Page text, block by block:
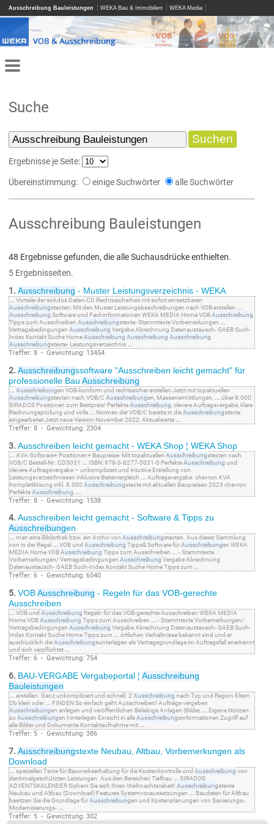
Ausschreibung Bauleistungen WEKA Bau & Immobilien WEKA Media
Suche
Ergebnisse je Seite:
Übereinstimmung: einige Suchwörter alle Suchwörter
Ausschreibung Bauleistungen
48 Ergebnisse gefunden, die alle Suchausdrücke enthielten.
5 Ergebnisseiten.
1. Ausschreibung - Muster Leistungsverzeichnis - WEKA
... Vorteile der sirAdos Daten-CD Rechtssicherheit mit sofort einsetzbaren
Ausschreibungstexten: Mit den Muster Leistungsbeschreibungen nach VOB erstellen ...
Ausschreibung Software und Fachinformationen WEKA MEDIA Home VOBAusschreibung
Tipps zum Ausschreiben Ausschreibungstexte- Stammtexte Vorbemerkungen ...
Vertragsbedingungen Ausschreibung Vergabe Abrechnung Datenaustausch- GAEB Such-
Index Kontakt Suche HomeAusschreibung Ausschreibung Ausschreibung
Ausschreibungstexte- Leistungsverzeichnis ...
Treffer: 8 - Gewichtung: 13454
2. Ausschreibungssoftware "Ausschreiben leicht gemacht" für
professionelle Bau Ausschreibung
... Ausschreibungen VOB-konform und rechtssicher erstellen Jetzt mit topaktuellen
Ausschreibungstexten nach VOB/C Ausschreibungen, Massenermittlungen, ... über 8.000
SIRADOS Positionen zum Bestpreis! PerfekteAusschreibung, clevere Auftragsvergabe, klare
Rechnungsprüfung und volle ... Normen der VOB/C bereits in dieAusschreibungstexte
eingearbeitet Jetzt neue Version November 2022: Aktualisierte ...
Treffer: 8 - Gewichtung: 2304
3. Ausschreiben leicht gemacht - WEKA Shop ¦ WEKA Shop
... AVA-Software+ Positionen+ Baupreise- Mit topaktuellen Ausschreibungstexten nach
VOB/C Bestell-Nr.: CD5031 ... ISBN: 978-3-8277-5031-0 PerfekteAusschreibung und
clevere Auftragsvergabe – unkompliziert und intuitive Erstellung von
Leistungsverzeichnissen inklusive Bietervergleich ... Auftragsvergabe. chevron AVA
Komplettlösung inkl. 8.000 Ausschreibungstexte mit aktuellen Baupreisen 2023 chevron
PerfekteAusschreibung ...
Treffer: 8 - Gewichtung: 1538
4. Ausschreiben leicht gemacht - Software & Tipps zu
Ausschreibungen
... man eine Bibliothek bzw. ein Archiv von Ausschreibungstexten. Aus dieser Sammlung
von in der Regel ... VOB und Ausschreibung Tipps& Software fürAusschreibungen WEKA
MEDIA Home VOBAusschreibung Tipps zum Ausschreiben ... - Stammtexte
Vorbemerkungen/ Vertragsbedingungen Ausschreibung Vergabe Abrechnung
Datenaustausch- GAEB Such-Index Kontakt Suche Home Tipps zum ...
Treffer: 6 - Gewichtung: 6540
5. VOB Ausschreibung - Regeln für das VOB-gerechte
Ausschreiben
... VOB und Ausschreibung Regeln für das VOB-gerechte Ausschreiben WEKA MEDIA
Home VOBAusschreibung Tipps zum Ausschreiben ... - Stammtexte Vorbemerkungen/
Vertragsbedingungen Ausschreibung Vergabe Abrechnung Datenaustausch- GAEB Such-
Index Kontakt Suche Home Tipps zum ... örtlichen Verhältnisse bekannt sind und er
ausdrücklich dieAusschreibungsunterlagen als Vertragsgrundlage im Auftragsfall anerkennt
und sich verpflichtet ...
Treffer: 6 - Gewichtung: 754
6. BAU-VERGABE Vergabeportal ¦ Ausschreibung
Bauleistungen
... erstellen. Ganz unkompliziert und schnell. 2Ausschreibung nach Typ und Region filtern
Ob klein oder ... FINDEN So einfach geht Ausschreiben! Aufträge vergeben
Ausschreibungen anlegen und veröffentlichen Beliebige Anlagen (Bilder, ... Eigene Notizen
zu Ausschreibungen hinterlegen Einsicht in alleAusschreibungsinformationen Zugriff auf
alle Bilder und Dokumente Kontaktaufnahme mit ...
Treffer: 5 - Gewichtung: 386
7. Ausschreibungstexte Neubau, Altbau, Vorbemerkungen als
Download
... speziellen Texte für Bauwerkserhaltung für die Kostenkontrolle und Ausschreibung von
denkmalgeschützten Leistungen. Aus den Bereichen Tiefbau ... SIRADOS
ADVENTSKALENDER Sichern Sie sich Ihren Weihnachtsrabatt! Ausschreibungstexte
Neubau und Altbau (Download) Features Systemvoraussetzungen ... Baudaten für Altbau
besitzen Sie die Grundlage fürAusschreibungen und Kostenplanungen von Sanierungs-,
Modernisierungs- ...
Treffer: 5 - Gewichtung: 302